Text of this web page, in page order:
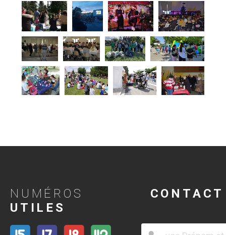
NUMÉROS
UTILES
CONTACT